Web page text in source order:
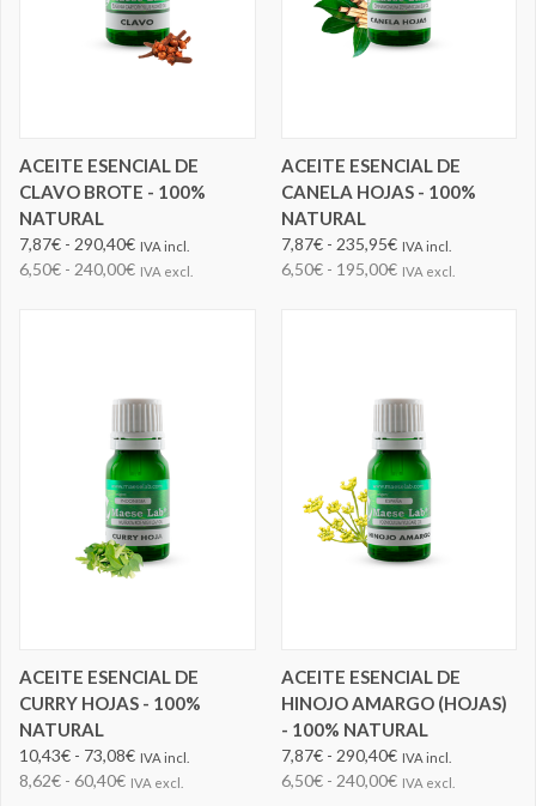
ACEITE ESENCIAL DE
CLAVO BROTE - 100%
NATURAL
7,87€ - 290,40€ IVA incl.
6,50€ - 240,00€ IVA excl.
ACEITE ESENCIAL DE
CANELA HOJAS - 100%
NATURAL
7,87€ - 235,95€ IVA incl.
6,50€ - 195,00€ IVA excl.
ACEITE ESENCIAL DE
CURRY HOJAS - 100%
NATURAL
10,43€ - 73,08€ IVA incl.
8,62€ - 60,40€ IVA excl.
ACEITE ESENCIAL DE
HINOJO AMARGO (HOJAS)
- 100% NATURAL
7,87€ - 290,40€ IVA incl.
6,50€ - 240,00€ IVA excl.